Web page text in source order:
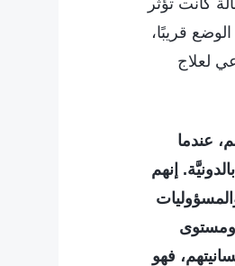
كانت تؤثر
قريبًا،
لعلاج
عندما
إنهم
ومستوى
فهو